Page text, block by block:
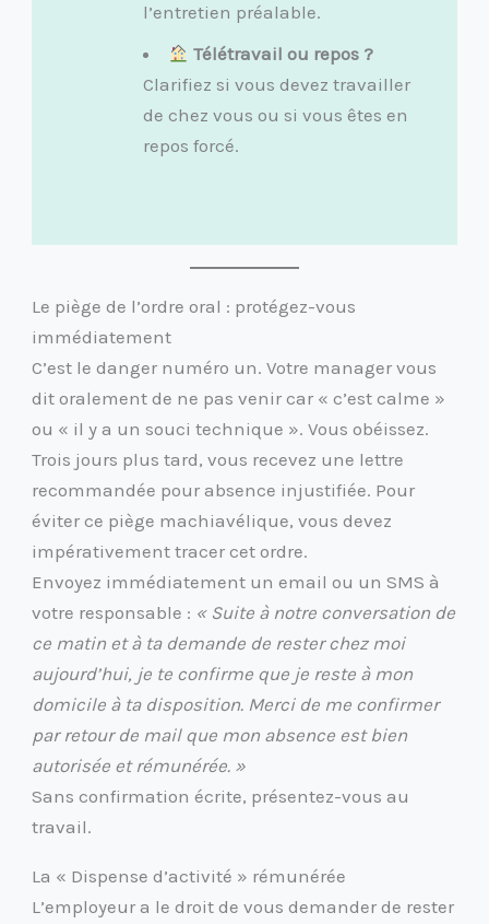
l’entretien préalable.
Télétravail ou repos ?
Clarifiez si vous devez travailler
de chez vous ou si vous êtes en
repos forcé.
Le piège de l’ordre oral : protégez-vous
immédiatement
C’est le danger numéro un. Votre manager vous
dit oralement de ne pas venir car « c’est calme »
ou « il y a un souci technique ». Vous obéissez.
Trois jours plus tard, vous recevez une lettre
recommandée pour absence injustifiée. Pour
éviter ce piège machiavélique, vous devez
impérativement tracer cet ordre.
Envoyez immédiatement un email ou un SMS à
votre responsable : « Suite à notre conversation de
ce matin et à ta demande de rester chez moi
aujourd’hui, je te confirme que je reste à mon
domicile à ta disposition. Merci de me confirmer
par retour de mail que mon absence est bien
autorisée et rémunérée. »
Sans confirmation écrite, présentez-vous au
travail.
La « Dispense d’activité » rémunérée
L’employeur a le droit de vous demander de rester